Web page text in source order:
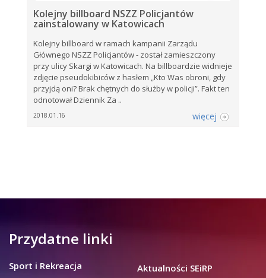
Kolejny billboard NSZZ Policjantów
zainstalowany w Katowicach
Kolejny billboard w ramach kampanii Zarządu
Głównego NSZZ Policjantów - został zamieszczony
przy ulicy Skargi w Katowicach. Na billboardzie widnieje
zdjęcie pseudokibiców z hasłem „Kto Was obroni, gdy
przyjdą oni? Brak chętnych do służby w policji”. Fakt ten
odnotował Dziennik Za ..
2018.01.16 więcej
Przydatne linki
Sport i Rekreacja
Aktualności SEiRP